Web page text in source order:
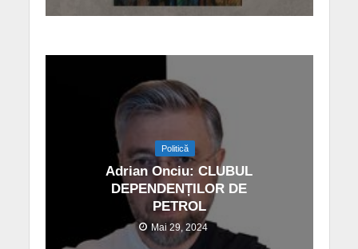
Politică
Adrian Onciu: CLUBUL
DEPENDENȚILOR DE
PETROL
Mai 29, 2024